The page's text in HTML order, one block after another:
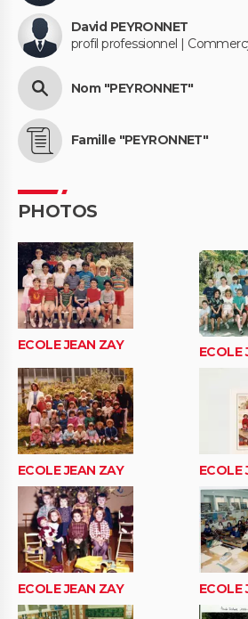
David PEYRONNET
profil professionnel |
Nom "PEYRONNET"
Famille "PEYRONNET"
PHOTOS
ECOLE JEAN ZAY ECOLE
ECOLE JEAN ZAY ECOLE
ECOLE JEAN ZAY ECOLE